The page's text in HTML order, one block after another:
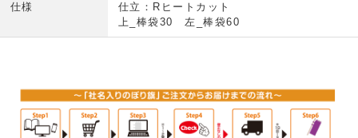
仕様
仕立：Rヒートカット
上_棒袋30 左_棒袋60